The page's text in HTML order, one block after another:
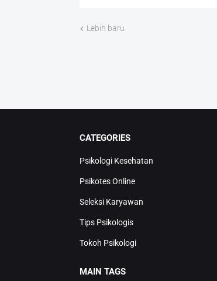
Lebih baru
CATEGORIES
Psikologi Kesehatan
Psikotes Online
Seleksi Karyawan
Tips Psikologis
Tokoh Psikologi
MAIN TAGS